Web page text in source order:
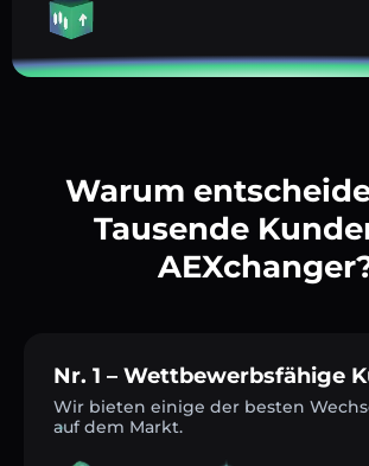
Warum
Tausende
Nr. 1 – Wettbewerbsfähige
Wir bieten einige der besten
auf dem Markt.